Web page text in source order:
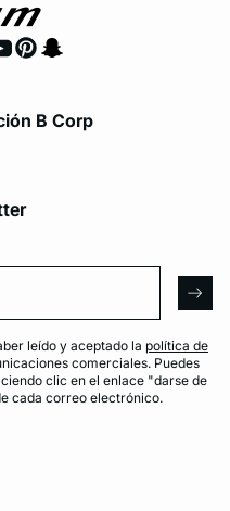
B Corp
leído y aceptado la política de
comerciales. Puedes
clic en el enlace "darse de
cada correo electrónico.